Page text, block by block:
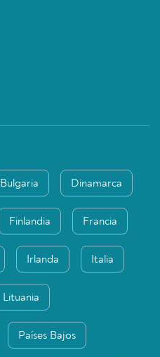
Bulgaria Dinamarca
Finlandia Francia
Irlanda Italia
Lituania
Países Bajos